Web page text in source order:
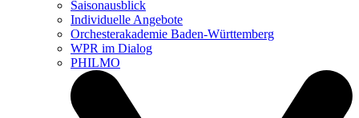
Saisonausblick
Individuelle Angebote
Orchesterakademie Baden-Württemberg
WPR im Dialog
PHILMO